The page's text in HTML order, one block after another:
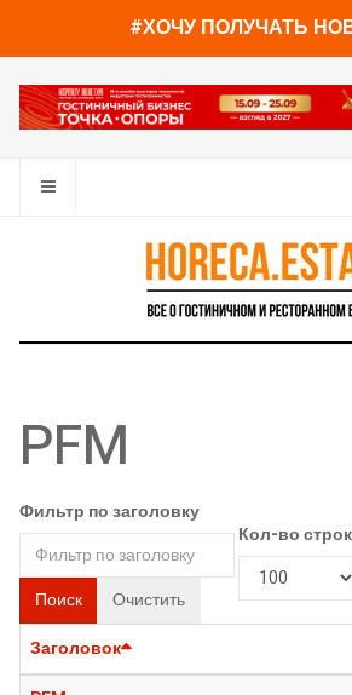
#ХОЧУ ПОЛУЧАТЬ
PFM
Фильтр по заголовку
Поиск Очистить
Кол-во
Заголовок